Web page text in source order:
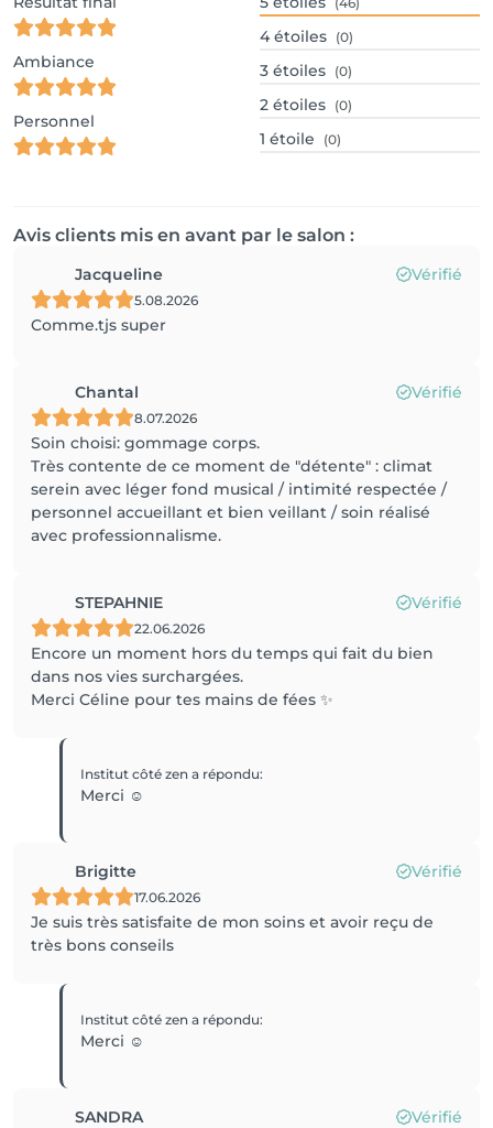
Ambiance
Personnel
4 étoiles (0)
3 étoiles (0)
2 étoiles (0)
1 étoile (0)
Avis clients mis en avant par le salon :
Jacqueline Vérifié
5.08.2026
Comme.tjs super
Chantal Vérifié
8.07.2026
Soin choisi: gommage corps.
Très contente de ce moment de "détente" : climat
serein avec léger fond musical / intimité respectée /
personnel accueillant et bien veillant / soin réalisé
avec professionnalisme.
STEPAHNIE Vérifié
22.06.2026
Encore un moment hors du temps qui fait du bien
dans nos vies surchargées.
Merci Céline pour tes mains de fées ✨️
Institut côté zena répondu:
Merci ☺️
Brigitte Vérifié
17.06.2026
Je suis très satisfaite de mon soins et avoir reçu de
très bons conseils
Institut côté zena répondu:
Merci ☺️
SANDRA Vérifié